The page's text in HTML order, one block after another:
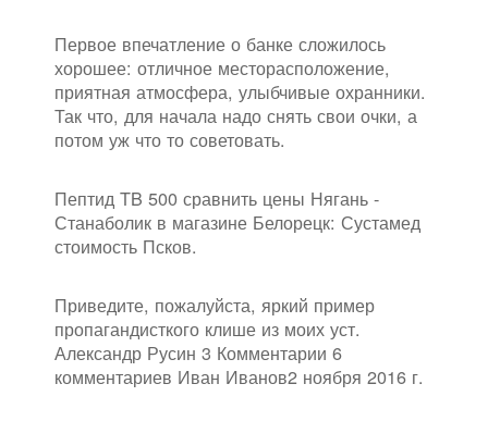
Первое впечатление о банке сложилось
хорошее: отличное месторасположение,
приятная атмосфера, улыбчивые охранники.
Так что, для начала надо снять свои очки, а
потом уж что то советовать.
Пептид TB 500 сравнить цены Нягань -
Станаболик в магазине Белорецк: Сустамед
стоимость Псков.
Приведите, пожалуйста, яркий пример
пропагандисткого клише из моих уст.
Александр Русин 3 Комментарии 6
комментариев Иван Иванов2 ноября 2016 г.